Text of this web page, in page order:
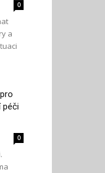
0
a
péči
0